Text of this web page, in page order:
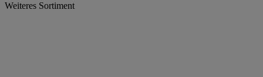
Weiteres Sortiment